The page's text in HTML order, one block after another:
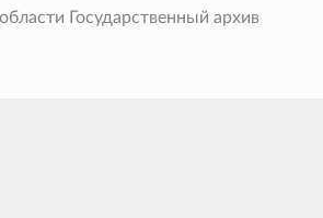
Государственный архив